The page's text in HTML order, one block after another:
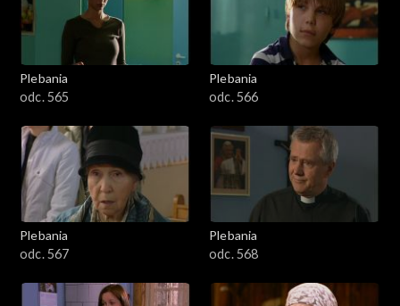
Plebania
odc. 565
Plebania
odc. 566
Plebania
odc. 567
Plebania
odc. 568